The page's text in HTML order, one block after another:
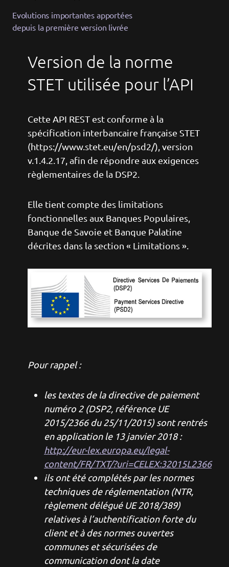
Evolutions importantes apportées
depuis la première version livrée
Version de la norme
STET utilisée pour l’API
Cette API REST est conforme à la
spécification interbancaire française STET
(https://www.stet.eu/en/psd2/), version
v.1.4.2.17, afin de répondre aux exigences
règlementaires de la DSP2.
Elle tient compte des limitations
fonctionnelles aux Banques Populaires,
Banque de Savoie et Banque Palatine
décrites dans la section « Limitations ».
Pour rappel :
les textes de la directive de paiement
numéro 2 (DSP2, référence UE
2015/2366 du 25/11/2015) sont rentrés
en application le 13 janvier 2018 :
http://eur-lex.europa.eu/legal-
content/FR/TXT/?uri=CELEX:32015L2366
ils ont été complétés par les normes
techniques de réglementation (NTR,
règlement délégué UE 2018/389)
relatives à l’authentification forte du
client et à des normes ouvertes
communes et sécurisées de
communication dont la date